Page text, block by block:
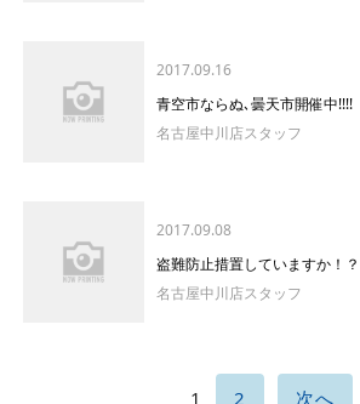
2017.09.16
青空市ならぬ､曇天市開催中!!!!
名古屋中川店スタッフ
2017.09.08
盗難防止措置していますか！？
名古屋中川店スタッフ
1 2 次へ